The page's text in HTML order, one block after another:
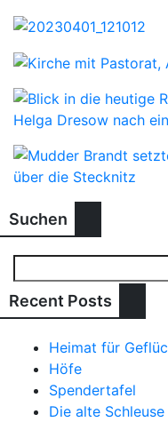
Suchen
Recent Posts
Heimat für
Höfe
Spendertafel
Die alte Schleuse